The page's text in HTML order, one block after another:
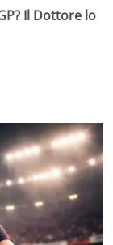
Il Dottore lo